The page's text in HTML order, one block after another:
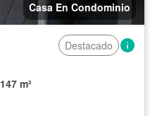
Casa En Condominio
Destacado
147 m²